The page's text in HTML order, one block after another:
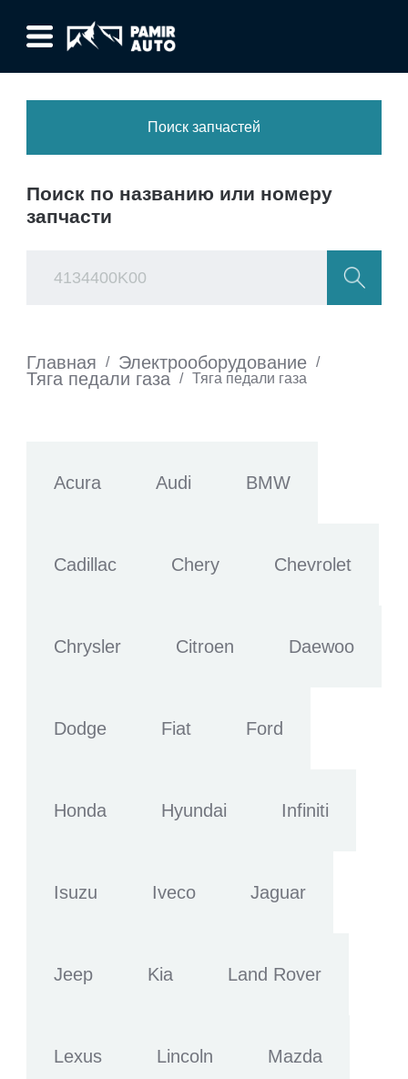
Поиск запчастей
Поиск по названию или номеру
запчасти
Главная / Электрооборудование /
Тяга педали газа / Тяга педали газа
Acura Audi BMW
Cadillac Chery Chevrolet
Chrysler Citroen Daewoo
Dodge Fiat Ford
Honda Hyundai Infiniti
Isuzu Iveco Jaguar
Jeep Kia Land Rover
Lexus Lincoln Mazda